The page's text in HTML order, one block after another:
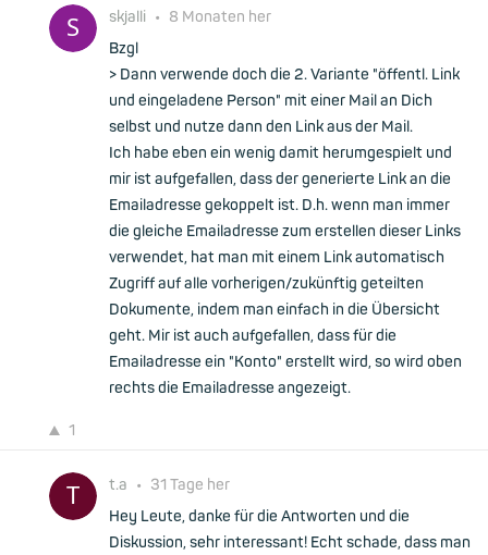
skjalli • 8 Monaten her
Bzgl
> Dann verwende doch die 2. Variante "öffentl. Link
und eingeladene Person" mit einer Mail an Dich
selbst und nutze dann den Link aus der Mail.
Ich habe eben ein wenig damit herumgespielt und
mir ist aufgefallen, dass der generierte Link an die
Emailadresse gekoppelt ist. D.h. wenn man immer
die gleiche Emailadresse zum erstellen dieser Links
verwendet, hat man mit einem Link automatisch
Zugriff auf alle vorherigen/zukünftig geteilten
Dokumente, indem man einfach in die Übersicht
geht. Mir ist auch aufgefallen, dass für die
Emailadresse ein "Konto" erstellt wird, so wird oben
rechts die Emailadresse angezeigt.
1
t.a • 31 Tage her
Hey Leute, danke für die Antworten und die
Diskussion, sehr interessant! Echt schade, dass man